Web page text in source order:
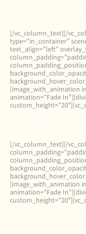
[/vc_column_text][/
type=”in_container”
text_align=”left”
[image_with_animation
animation=”Fade
[/vc_column_text][/
[image_with_animation
animation=”Fade